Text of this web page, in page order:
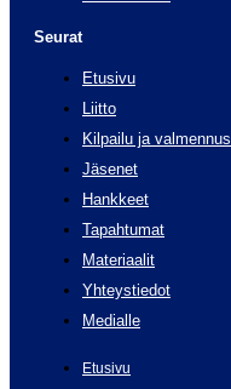
Seurat
Etusivu
Liitto
Kilpailu ja valmennus
Jäsenet
Hankkeet
Tapahtumat
Materiaalit
Yhteystiedot
Medialle
Etusivu